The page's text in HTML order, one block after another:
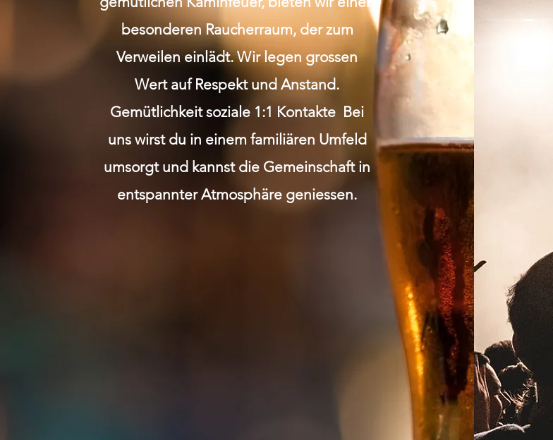
besonderen Raucherraum, der zum
Verweilen einlädt. Wir legen grossen
Wert auf Respekt und Anstand.
Gemütlichkeit soziale 1:1 Kontakte Bei
uns wirst du in einem familiären Umfeld
umsorgt und kannst die Gemeinschaft in
entspannter Atmosphäre geniessen.